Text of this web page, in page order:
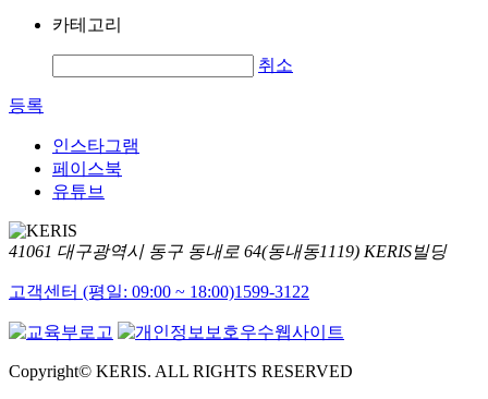
카테고리
취소
등록
인스타그램
페이스북
유튜브
41061 대구광역시 동구 동내로 64(동내동1119) KERIS빌딩
고객센터 (평일: 09:00 ~ 18:00)1599-3122
Copyright© KERIS. ALL RIGHTS RESERVED